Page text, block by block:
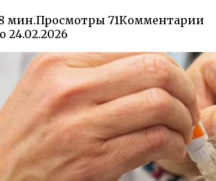
мин.Просмотры 71Комментарии
24.02.2026